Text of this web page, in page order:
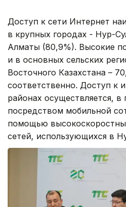
Доступ к сети Интернет
в крупных городах - Нур-
Алматы (80,9%). Высокие
и в основных сельских
Восточного Казахстана –
соответственно. Доступ к
районах осуществляется,
посредством мобильной
помощью
сетей, использующихся в